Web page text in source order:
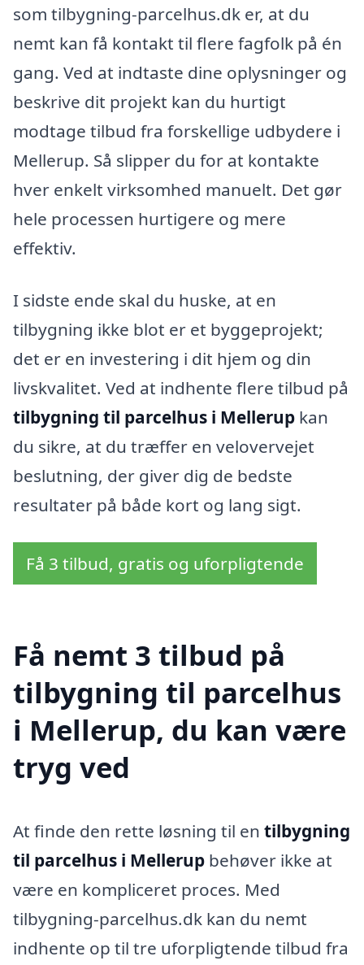
som tilbygning-parcelhus.dk er, at du
nemt kan få kontakt til flere fagfolk på én
gang. Ved at indtaste dine oplysninger og
beskrive dit projekt kan du hurtigt
modtage tilbud fra forskellige udbydere i
Mellerup. Så slipper du for at kontakte
hver enkelt virksomhed manuelt. Det gør
hele processen hurtigere og mere
effektiv.
I sidste ende skal du huske, at en
tilbygning ikke blot er et byggeprojekt;
det er en investering i dit hjem og din
livskvalitet. Ved at indhente flere tilbud på
tilbygning til parcelhus i Mellerup kan
du sikre, at du træffer en velovervejet
beslutning, der giver dig de bedste
resultater på både kort og lang sigt.
Få 3 tilbud, gratis og uforpligtende
Få nemt 3 tilbud på
tilbygning til parcelhus
i Mellerup, du kan være
tryg ved
At finde den rette løsning til en tilbygning
til parcelhus i Mellerup behøver ikke at
være en kompliceret proces. Med
tilbygning-parcelhus.dk kan du nemt
indhente op til tre uforpligtende tilbud fra